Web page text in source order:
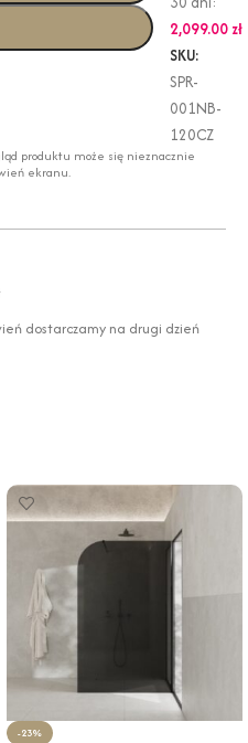
2,099.00 zł
SKU:
SPR-
001NB-
120CZ
produktu może się nieznacznie
ekranu.
dostarczamy na drugi dzień
-23%